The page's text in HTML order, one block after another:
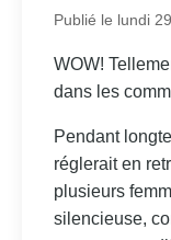
Publié le lundi
WOW!
dans les
Pendant
réglerait en
plusieurs
silencieuse,